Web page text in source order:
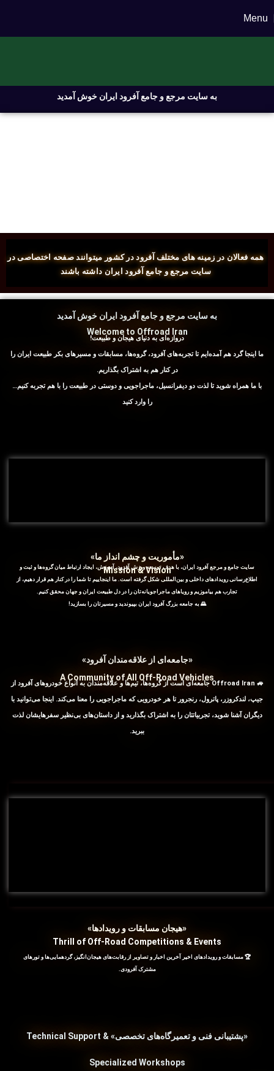
Menu
به سایت مرجع و جامع آفرود ایران خوش آمدید
همه فعالان در زمینه های مختلف آفرود در کشور میتوانند صفحه اختصاصی در
سایت مرجع و جامع آفرود ایران داشته باشند
به سایت مرجع و جامع آفرود ایران خوش آمدید
Welcome to Offroad Iran
دروازه‌ای به دنیای هیجان و طبیعت!
ما اینجا گرد هم آمده‌ایم تا تجربه‌های آفرود، گروه‌ها، مسابقات و مسیرهای بکر طبیعت ایران را
در کنار هم به اشتراک بگذاریم.
با ما همراه شوید تا لذت دو دیفرانسیل، ماجراجویی و دوستی در طبیعت را با هم تجربه کنیم…
را وارد کنید
«مأموریت و چشم انداز ما»
Mission & Vision
سایت جامع و مرجع آفرود ایران، با هدف توسعه ورزش آفرود، آموزش، ایجاد ارتباط میان گروه‌ها و ثبت و
اطلاع‌رسانی رویدادهای داخلی و بین‌المللی شکل گرفته است. ما اینجاییم تا شما را در کنار هم قرار دهیم، از
تجارب هم بیاموزیم و رویاهای ماجراجویانه‌تان را در دل طبیعت ایران و جهان محقق کنیم.
🌄 به جامعه بزرگ آفرود ایران بپیوندید و مسیرتان را بسازید!
«جامعه‌ای از علاقه‌مندان آفرود»
A Community of All Off-Road Vehicles
🚙 Offroad Iran جامعه‌ای است از گروه‌ها، تیم‌ها و علاقه‌مندان به انواع خودروهای آفرود از
جیپ، لندکروزر، پاترول، رنجرور تا هر خودرویی که ماجراجویی را معنا می‌کند. اینجا می‌توانید با
دیگران آشنا شوید، تجربیاتتان را به اشتراک بگذارید و از داستان‌های بی‌نظیر سفرهایشان لذت
ببرید.
«هیجان مسابقات و رویدادها»
Thrill of Off-Road Competitions & Events
🏆 مسابقات و رویدادهای اخیر آخرین اخبار و تصاویر از رقابت‌های هیجان‌انگیز، گردهمایی‌ها و تورهای
مشترک آفرودی.
«پشتیبانی فنی و تعمیرگاه‌های تخصصی» Technical Support &
Specialized Workshops